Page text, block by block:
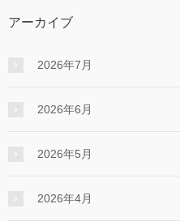
アーカイブ
2026年7月
2026年6月
2026年5月
2026年4月